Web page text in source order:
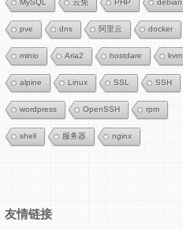
MySQL 云免 PHP debian
pve dns 阿里云 docker
minio Aria2 hostdare kvm
alpine Linux SSL SSH
wordpress OpenSSH rpm
shell 服务器 nginx
友情链接